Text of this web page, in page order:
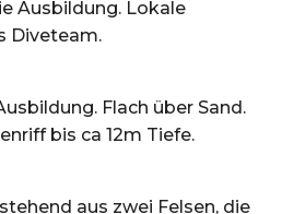
Ausbildung. Lokale
Diveteam.
Flach über Sand.
bis ca 12m Tiefe.
aus zwei Felsen, die